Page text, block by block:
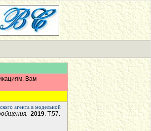
Вам
агента в модельной
2019. Т.57.